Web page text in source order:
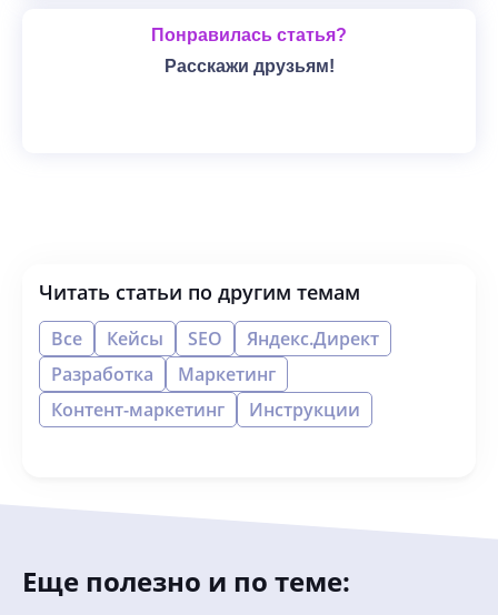
Читать статьи по другим темам
Все Кейсы SEO
Яндекс.Директ
Разработка
Маркетинг
Контент-маркетинг
Инструкции
Понравилась статья?
Расскажи друзьям!
Еще полезно и по теме: